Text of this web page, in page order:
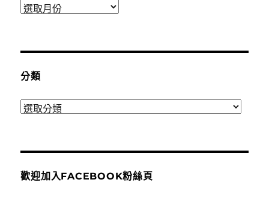
彙
分類
分
歡迎加入FACEBOOK粉絲頁